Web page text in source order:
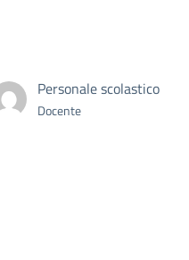
Personale scolastico
Docente